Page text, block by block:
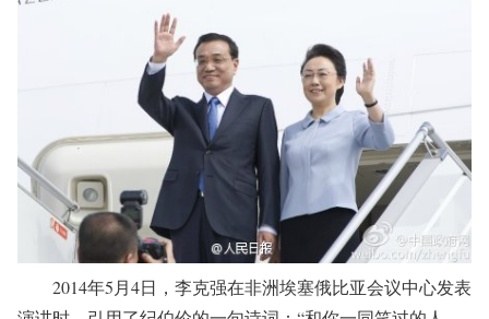
2014年5月4日，李克强在非洲埃塞俄比亚会议中心发表